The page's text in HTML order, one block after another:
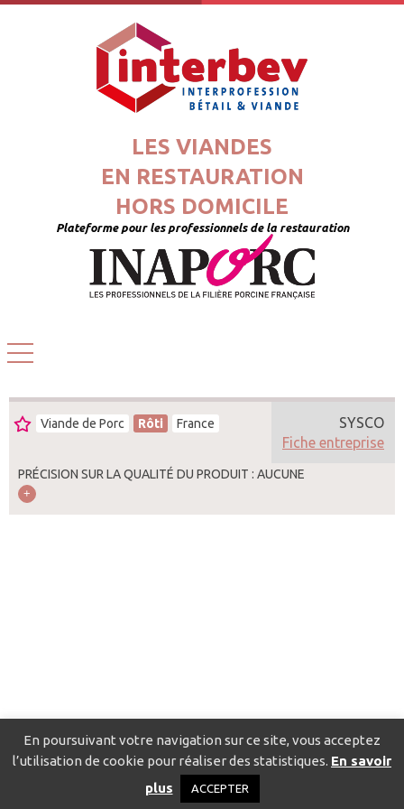
LES VIANDES
EN RESTAURATION
HORS DOMICILE
Plateforme pour les professionnels de la restauration
Viande de Porc Rôti France
PRÉCISION SUR LA QUALITÉ DU PRODUIT : AUCUNE
SYSCO
Fiche entreprise
Catalogue pour localiser les fournisseurs
Politique de confidentialité
En poursuivant votre navigation sur ce site, vous acceptez
l’utilisation de cookie pour réaliser des statistiques. En savoir
plus
ACCEPTER